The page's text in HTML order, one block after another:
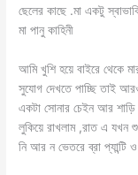
ছেলের কাছে .মা একটু
মা পানু কাহিনী
আমি খুশি হয়ে বাইরে থেকে
সুযোগ দেখতে পাচ্ছি তাই
একটা সোনার চেইন আর শাড়ি
লুকিয়ে রাখলাম ,রাত এ যখন
নি আর ন ভেতরে ব্রা প্যান্টি